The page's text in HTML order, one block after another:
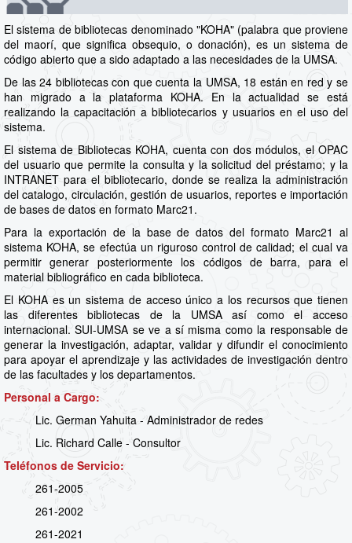
El sistema de bibliotecas denominado "KOHA" (palabra que proviene
del maorí, que significa obsequio, o donación), es un sistema de
código abierto que a sido adaptado a las necesidades de la UMSA.
De las 24 bibliotecas con que cuenta la UMSA, 18 están en red y se
han migrado a la plataforma KOHA. En la actualidad se está
realizando la capacitación a bibliotecarios y usuarios en el uso del
sistema.
El sistema de Bibliotecas KOHA, cuenta con dos módulos, el OPAC
del usuario que permite la consulta y la solicitud del préstamo; y la
INTRANET para el bibliotecario, donde se realiza la administración
del catalogo, circulación, gestión de usuarios, reportes e importación
de bases de datos en formato Marc21.
Para la exportación de la base de datos del formato Marc21 al
sistema KOHA, se efectúa un riguroso control de calidad; el cual va
permitir generar posteriormente los códigos de barra, para el
material bibliográfico en cada biblioteca.
El KOHA es un sistema de acceso único a los recursos que tienen
las diferentes bibliotecas de la UMSA así como el acceso
internacional. SUI-UMSA se ve a sí misma como la responsable de
generar la investigación, adaptar, validar y difundir el conocimiento
para apoyar el aprendizaje y las actividades de investigación dentro
de las facultades y los departamentos.
Personal a Cargo:
Lic. German Yahuita - Administrador de redes
Lic. Richard Calle - Consultor
Teléfonos de Servicio:
261-2005
261-2002
261-2021